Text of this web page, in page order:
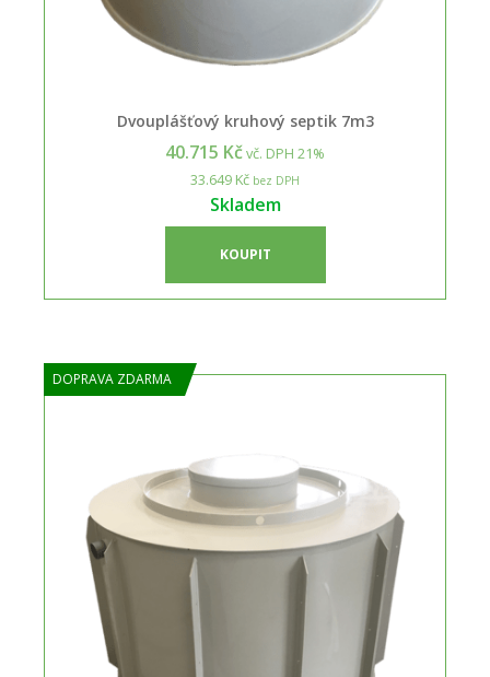
Dvouplášťový kruhový septik 7m3
40.715 Kčvč. DPH 21%
33.649 Kč bez DPH
Skladem
KOUPIT
DOPRAVA ZDARMA